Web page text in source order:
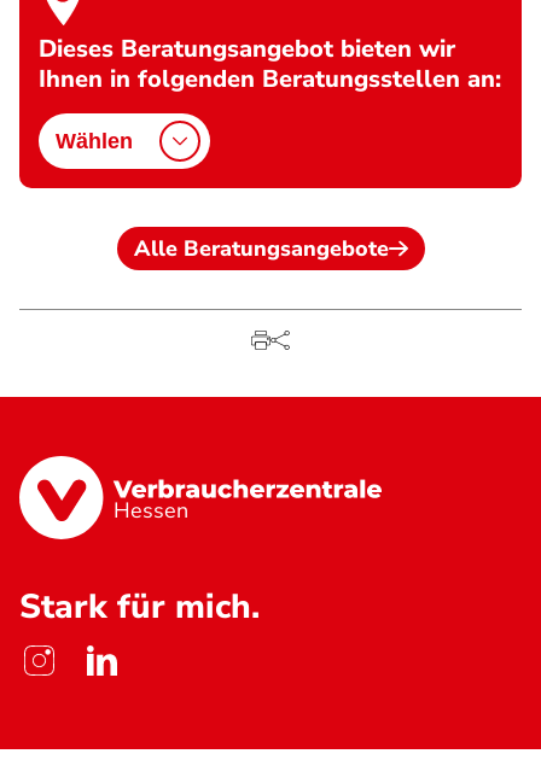
Dieses Beratungsangebot bieten wir
Ihnen in folgenden Beratungsstellen an:
Wählen
Alle Beratungsangebote
Hessen
Stark für mich.